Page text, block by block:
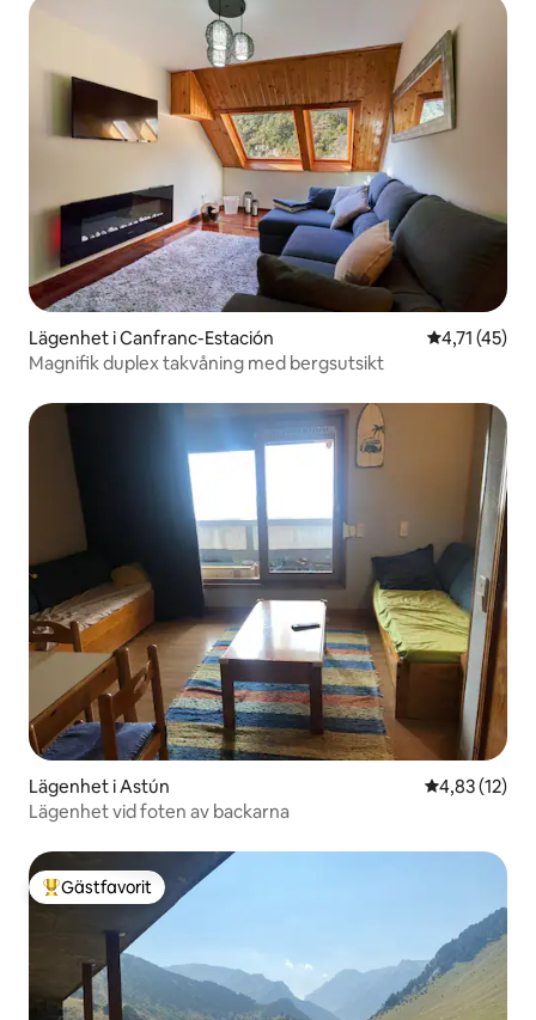
Lägenhet i Canfranc-Estación 4,71 av 5 i
4,71 (45)
Magnifik duplex takvåning med bergsutsikt
Lägenhet i Astún 4,83 av 5 i
4,83 (12)
Lägenhet vid foten av backarna
Populär gästfavorit
Gästfavorit